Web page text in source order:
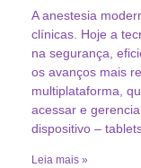
A anestesia
clínicas. Hoje a
na segurança,
os avanços mais
multiplataforma,
acessar e
dispositivo –
Leia mais »